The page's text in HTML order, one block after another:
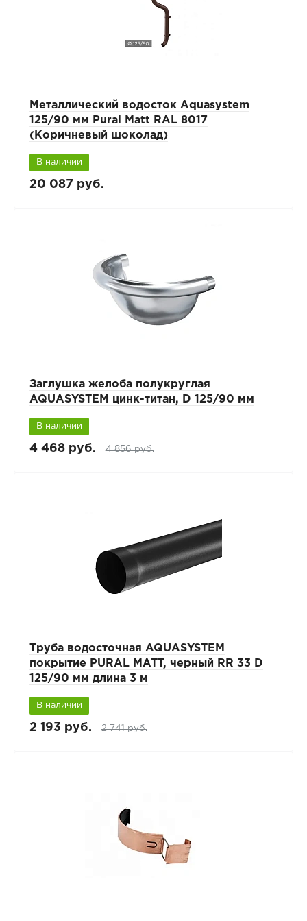
Металлический водосток Aquasystem
125/90 мм Pural Matt RAL 8017
(Коричневый шоколад)
В наличии
20 087 руб.
Заглушка желоба полукруглая
AQUASYSTEM цинк-титан, D 125/90 мм
В наличии
4 468 руб. 4 856 руб.
Труба водосточная AQUASYSTEM
покрытие PURAL MATT, черный RR 33 D
125/90 мм длина 3 м
В наличии
2 193 руб. 2 741 руб.